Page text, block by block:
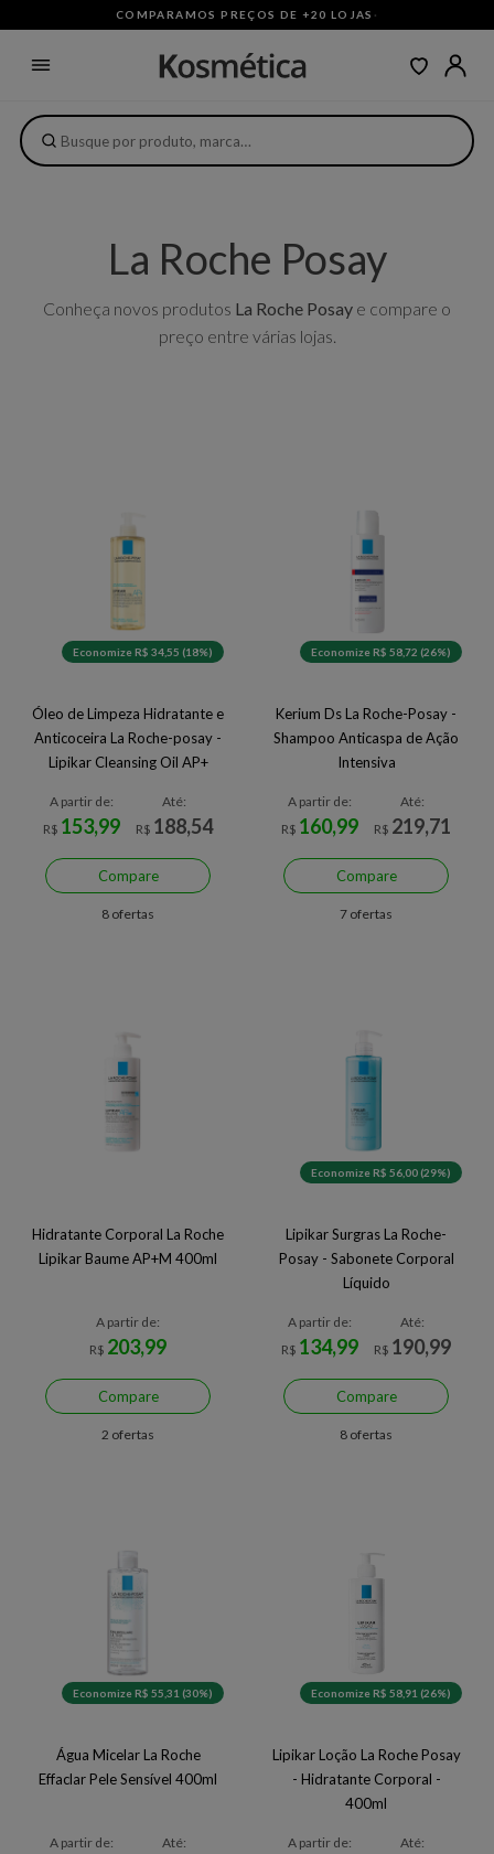
COMPARAMOS PREÇOS DE +20 LOJAS ·
La Roche Posay
Conheça novos produtos La Roche Posay e compare o
preço entre várias lojas.
Economize R$ 34,55 (18%)
Óleo de Limpeza Hidratante e
Anticoceira La Roche-posay -
Lipikar Cleansing Oil AP+
A partir de:
R$ 153,99
Até:
R$ 188,54
Compare
8 ofertas
Economize R$ 58,72 (26%)
Kerium Ds La Roche-Posay -
Shampoo Anticaspa de Ação
Intensiva
A partir de:
R$ 160,99
Até:
R$ 219,71
Compare
7 ofertas
Hidratante Corporal La Roche
Lipikar Baume AP+M 400ml
A partir de:
R$ 203,99
Compare
2 ofertas
Economize R$ 56,00 (29%)
Lipikar Surgras La Roche-
Posay - Sabonete Corporal
Líquido
A partir de:
R$ 134,99
Até:
R$ 190,99
Compare
8 ofertas
Economize R$ 55,31 (30%)
Água Micelar La Roche
Effaclar Pele Sensível 400ml
A partir de:
Até:
Economize R$ 58,91 (26%)
Lipikar Loção La Roche Posay
- Hidratante Corporal -
400ml
A partir de:
Até: